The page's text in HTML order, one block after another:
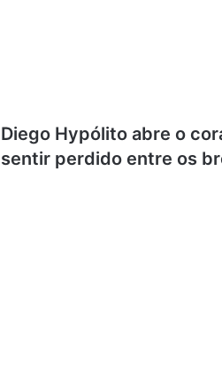
Diego Hypólito abre o
sentir perdido entre os